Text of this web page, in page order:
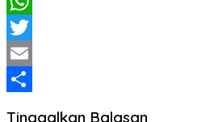
WhatsApp
Twitter
Email
Tinggalkan Balasan